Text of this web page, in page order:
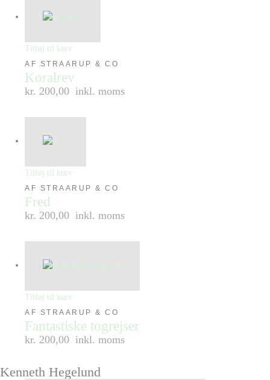
Tilføj til kurv
AF STRAARUP & CO
Koralrev
kr. 200,00 inkl. moms
Tilføj til kurv
AF STRAARUP & CO
Fred
kr. 200,00 inkl. moms
Tilføj til kurv
AF STRAARUP & CO
Fantastiske togrejser
kr. 200,00 inkl. moms
Kenneth Hegelund